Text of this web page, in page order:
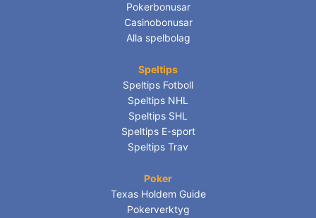
Pokerbonusar
Casinobonusar
Alla spelbolag
Speltips
Speltips Fotboll
Speltips NHL
Speltips SHL
Speltips E-sport
Speltips Trav
Poker
Texas Holdem Guide
Pokerverktyg